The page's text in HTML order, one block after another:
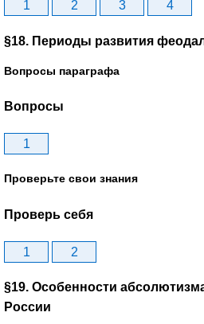
1 2 3 4
§18. Периоды развития
Вопросы параграфа
Вопросы
1
Проверьте свои знания
Проверь себя
1 2
§19. Особенности
России